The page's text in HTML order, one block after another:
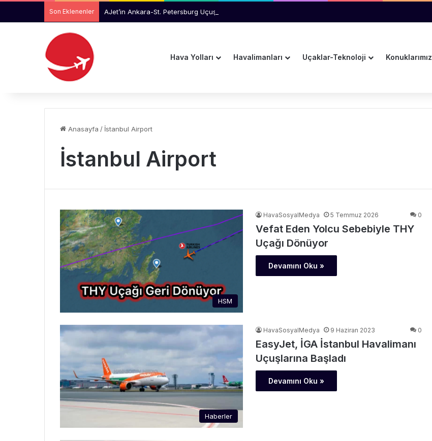
Son Eklenenler AJet’in Ankara-St. Petersburg Uçuşlarına Pulkovo Havalimanı’ndan Tanıtım Desteği
Hava Yolları Havalimanları Uçaklar-Teknoloji Konuklarımız
Anasayfa / İstanbul Airport
İstanbul Airport
HSM
HavaSosyalMedya 5 Temmuz 2026 0
Vefat Eden Yolcu Sebebiyle THY
Uçağı Dönüyor
Devamını Oku »
Haberler
HavaSosyalMedya 9 Haziran 2023 0
EasyJet, İGA İstanbul Havalimanı
Uçuşlarına Başladı
Devamını Oku »